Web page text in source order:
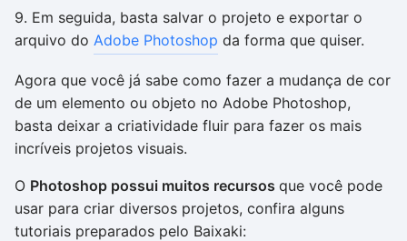
9. Em seguida, basta salvar o projeto e exportar o
arquivo do Adobe Photoshop da forma que quiser.
Agora que você já sabe como fazer a mudança de cor
de um elemento ou objeto no Adobe Photoshop,
basta deixar a criatividade fluir para fazer os mais
incríveis projetos visuais.
O Photoshop possui muitos recursos que você pode
usar para criar diversos projetos, confira alguns
tutoriais preparados pelo Baixaki: